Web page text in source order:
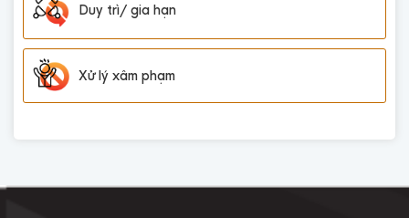
Duy trì/ gia hạn
Xử lý xâm phạm